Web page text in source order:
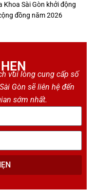
Khoa Sài Gòn khởi động
đồng năm 2026
vui lòng cung cấp số
Gòn sẽ liên hệ đến
sớm nhất.